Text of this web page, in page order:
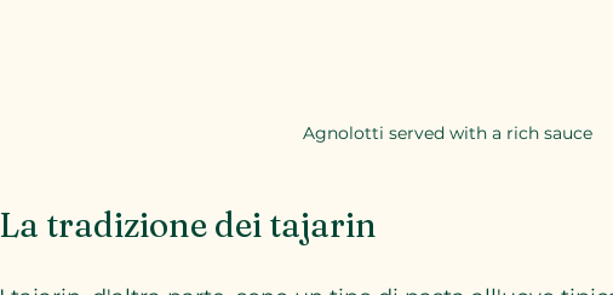
Agnolotti served with a rich sauce
La tradizione dei tajarin